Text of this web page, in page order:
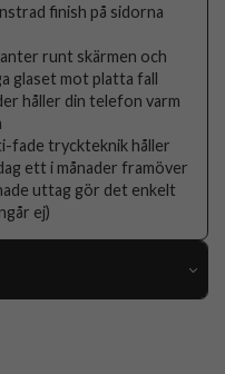
finish på sidorna
runt skärmen och
glaset mot platta fall
håller din telefon varm
fade tryckteknik håller
ett i månader framöver
uttag gör det enkelt
ej)